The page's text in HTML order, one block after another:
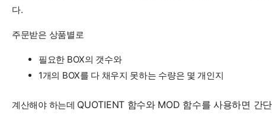
다.
주문받은 상품별로
필요한 BOX의 갯수와
1개의 BOX를 다 채우지 못하는 수량은 몇 개인지
계산해야 하는데 QUOTIENT 함수와 MOD 함수를 사용하면 간